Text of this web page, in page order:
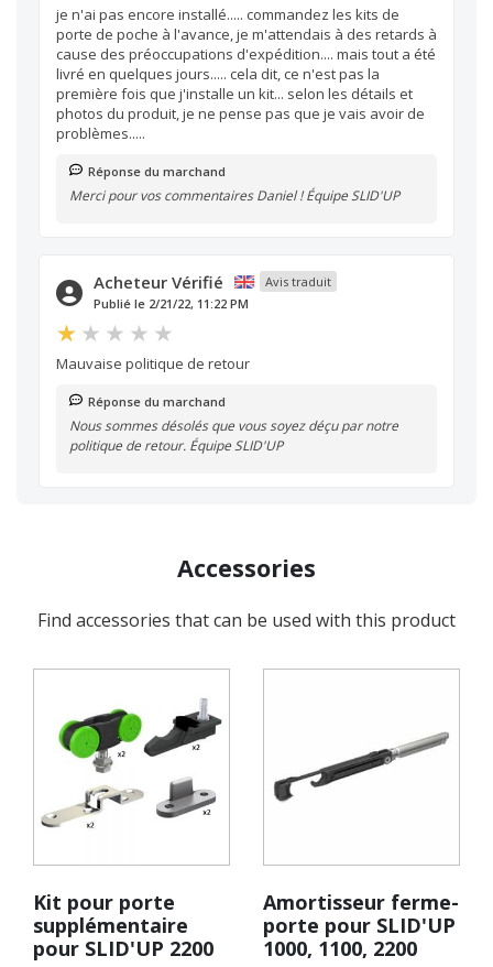
je n'ai pas encore installé..... commandez les kits de
porte de poche à l'avance, je m'attendais à des retards à
cause des préoccupations d'expédition.... mais tout a été
livré en quelques jours..... cela dit, ce n'est pas la
première fois que j'installe un kit... selon les détails et
photos du produit, je ne pense pas que je vais avoir de
problèmes.....
Réponse du marchand
Merci pour vos commentaires Daniel ! Équipe SLID'UP
Acheteur Vérifié
Avis traduit
Publié le 2/21/22, 11:22 PM
Mauvaise politique de retour
Réponse du marchand
Nous sommes désolés que vous soyez déçu par notre
politique de retour. Équipe SLID'UP
Accessories
Find accessories that can be used with this product
Kit pour porte
supplémentaire
pour SLID'UP 2200
Amortisseur ferme-
porte pour SLID'UP
1000, 1100, 2200